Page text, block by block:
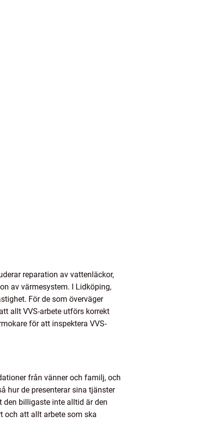
reparation av vattenläckor,
av värmesystem. I Lidköping,
För de som överväger
allt VVS-arbete utförs korrekt
för att inspektera VVS-
från vänner och familj, och
hur de presenterar sina tjänster
billigaste inte alltid är den
och att allt arbete som ska